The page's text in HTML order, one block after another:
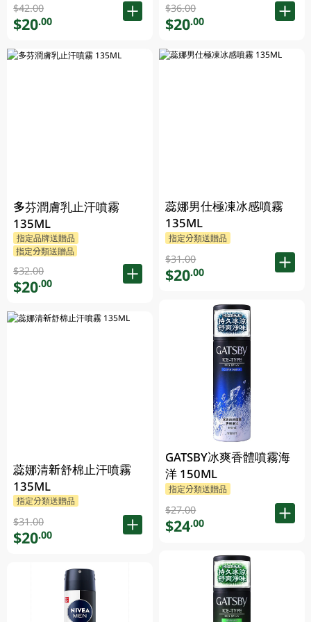
$42.00
$20.00
多芬潤膚乳止汗噴霧
135ML
指定品牌送贈品
指定分類送贈品
$32.00
$20.00
蕊娜清新舒棉止汗噴霧
135ML
指定分類送贈品
$31.00
$20.00
$36.00
$20.00
蕊娜男仕極凍冰感噴霧
135ML
指定分類送贈品
$31.00
$20.00
GATSBY冰爽香體噴霧海
洋 150ML
指定分類送贈品
$27.00
$24.00